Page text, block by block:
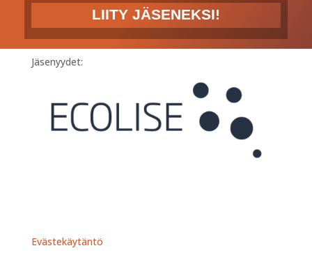
LIITY JÄSENEKSI!
Jäsenyydet:
Evästekäytäntö